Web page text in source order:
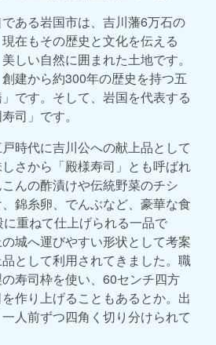
ある岩国市は、吉川藩6万石の
在もその歴史と文化を伝える
しい自然に囲まれた土地です。
建から約300年の歴史を持つ五
です。そして、岩国を代表する
司」です。
戸時代に吉川公への献上品として
さから「殿様寿司」とも呼ばれ
んの酢漬けや伝統野菜のチシ
錦糸卵、でんぶなど、豪華な食
重ねて仕上げられる一品で
城へ運びやすい形状として考案
として利用されてきました。職
寿司枠を使い、60センチ四方
作り上げることもあるとか。出
人前ずつ四角く切り分けられて